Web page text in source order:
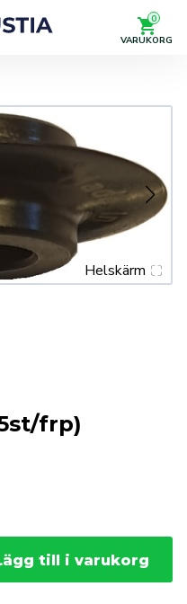
0
VARUKORG
Helskärm
frp)
till i varukorg